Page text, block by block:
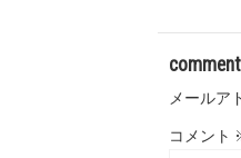
comment
メールア
コメント